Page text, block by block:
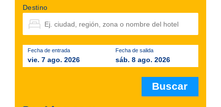
Destino
Fecha de entrada
vie. 7 ago. 2026
Fecha de salida
sáb. 8 ago. 2026